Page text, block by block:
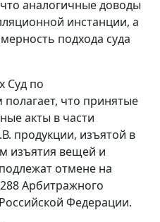
аналогичные доводы
инстанции, а
подхода суда
Суд по
что принятые
акты в части
продукции, изъятой в
изъятия вещей и
отмене на
Арбитражного
Федерации.